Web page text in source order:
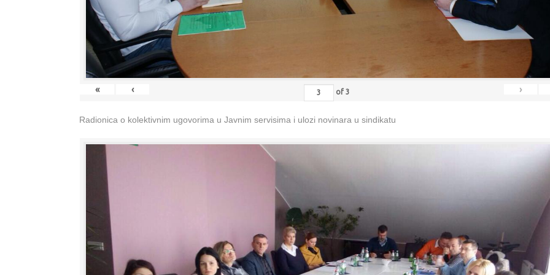
« ‹ of 3 ›
Radionica o kolektivnim ugovorima u Javnim servisima i ulozi novinara u sindikatu